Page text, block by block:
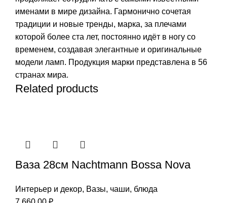
именами в мире дизайна. Гармонично сочетая
традиции и новые тренды, марка, за плечами
которой более ста лет, постоянно идёт в ногу со
временем, создавая элегантные и оригинальные
модели ламп. Продукция марки представлена в 56
странах мира.
Related products
Ваза 28см Nachtmann Bossa Nova
Интерьер и декор, Вазы, чаши, блюда